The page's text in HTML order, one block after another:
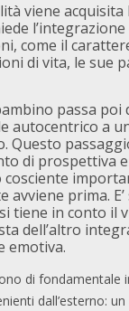
viene
come il
di vita, le sue
passa poi
autocentrico a
Questo
di prospettiva
avviene prima.
tiene in conto il
dell’altro
emotiva.
di fondamentale
dall’esterno: